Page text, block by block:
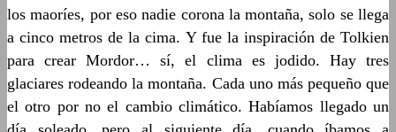
los maoríes, por eso nadie corona la montaña, solo se llega
a cinco metros de la cima. Y fue la inspiración de Tolkien
para crear Mordor… sí, el clima es jodido. Hay tres
glaciares rodeando la montaña. Cada uno más pequeño que
el otro por no el cambio climático. Habíamos llegado un